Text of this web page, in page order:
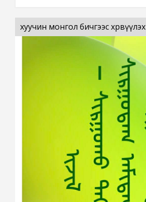
хуучин монгол бичгээс хөрвүүлэх